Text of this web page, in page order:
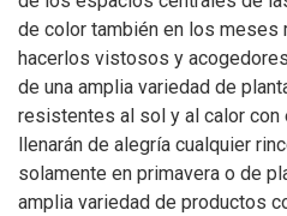
de color también en los meses
hacerlos vistosos y
de una amplia variedad de
resistentes al sol y al calor
llenarán de alegría cualquier
solamente en primavera o de
amplia variedad de productos